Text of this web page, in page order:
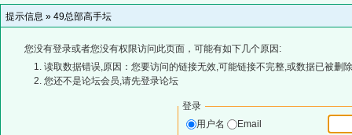
提示信息 » 49总部高手坛
您没有登录或者您没有权限访问此页面，可能有如下几个原因:
读取数据错误,原因：您要访问的链接无效,可能链接不完整,或数据已被删
您还不是论坛会员,请先登录论坛
登录
用户名
Email